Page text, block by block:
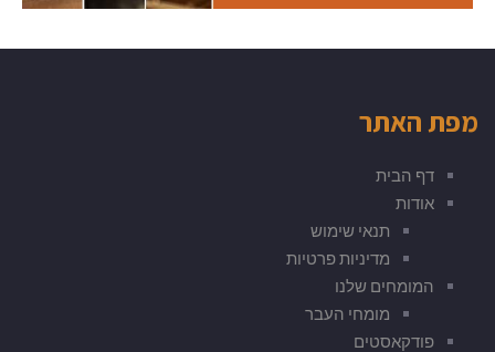
מפת האתר
דף הבית
אודות
תנאי שימוש
מדיניות פרטיות
המומחים שלנו
מומחי העבר
פודקאסטים